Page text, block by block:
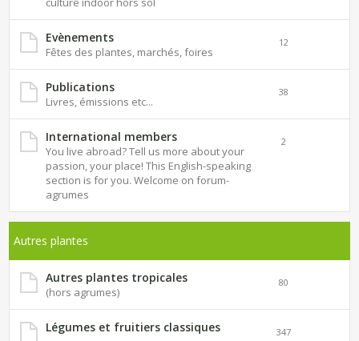
Evènements
Fêtes des plantes, marchés, foires
12
Publications
Livres, émissions etc...
38
International members
You live abroad? Tell us more about your
passion, your place! This English-speaking
section is for you. Welcome on forum-
agrumes
2
Autres plantes
Autres plantes tropicales
(hors agrumes)
80
Légumes et fruitiers classiques 347